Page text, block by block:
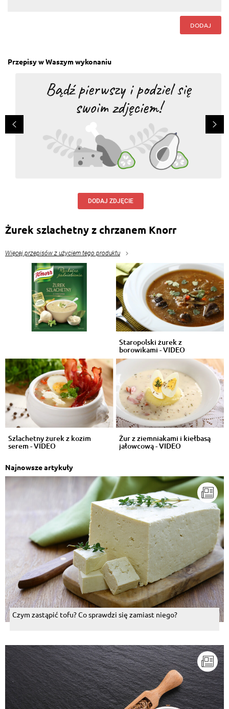
DODAJ
Przepisy w Waszym wykonaniu
DODAJ ZDJĘCIE
Żurek szlachetny z chrzanem Knorr
Więcej przepisów z użyciem tego produktu
Staropolski żurek z
borowikami - VIDEO
Szlachetny żurek z kozim
serem - VIDEO
Żur z ziemniakami i kiełbasą
jałowcową - VIDEO
Najnowsze artykuły
Czym zastąpić tofu? Co sprawdzi się zamiast niego?